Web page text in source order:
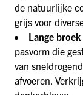
de natuurlijke
grijs voor
Lange
pasvorm die
van
afvoeren.